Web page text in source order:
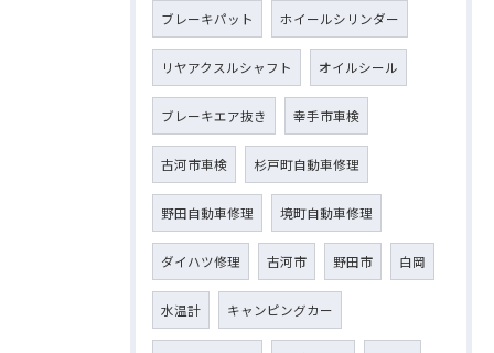
ブレーキパット ホイールシリンダー
リヤアクスルシャフト オイルシール
ブレーキエア抜き 幸手市車検
古河市車検 杉戸町自動車修理
野田自動車修理 境町自動車修理
ダイハツ修理 古河市 野田市 白岡
水温計 キャンピングカー